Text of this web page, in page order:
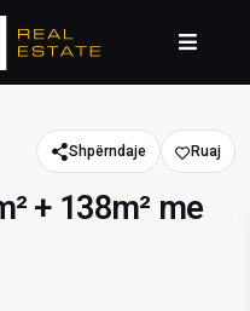
Shpërndaje
+ 138m² me